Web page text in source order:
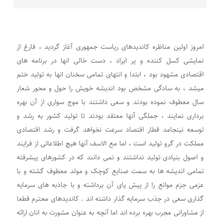
امروز اولین مناظره کاندیدهای ریاست جمهوری آغاز گردید ، فارغ از
نمایشی کسل کننده و پر ایراد ، دست خالی انها در برنامه های
اقتصادی مشهود بود ، ابتدا و انتهای تمامی سخنان انها به تولید ختم
میشد ، به سادگی مشخص بود اندیشه خویش را حول و محور شعار
سال معطوف نموده بودند و سعی داشتند با موج سواری از آن بهره
برداری نمایند ، جملگی آنها معتقد بودند تا تولید کشور به رشد و
توسعه نینجامد قطار اقتصاد سرعت نخواهد گرفت و رشد اقتصادی
مملکت در گرو تولید است ، اما مع الاسف آنها هیچ اطلاعاتی از فرایند
و اصول بنیادی تولید نداشتند و نمی دانند که در کشورهای پیشرفته
تمامی اندیشه ها به سمت صنایع کوچک و مولد معطوف گشته و با
عزمی جزم موانع را از پیش پای آن برداشته و با جاذبه های سرمایه
گذاری سعی در جذب سرمایه گذار داشته اند . کاندیدهای محترم قطعا
از مشاورانی مجرب بهره برده اند اما آنچه به عنوان مشورت به انان‌ ارائه